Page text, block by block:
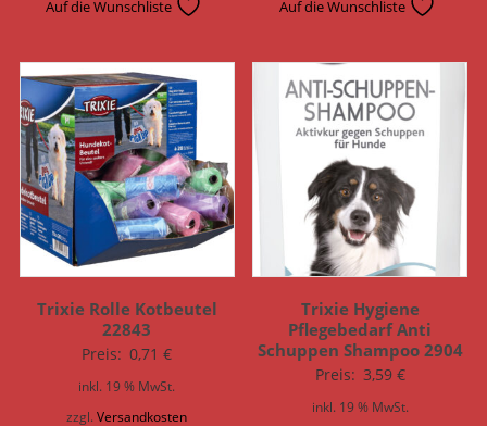
Auf die Wunschliste Auf die Wunschliste
Trixie Rolle Kotbeutel
22843
Preis: 0,71€
inkl. 19 % MwSt.
zzgl.Versandkosten
Trixie Hygiene
Pflegebedarf Anti
Schuppen Shampoo 2904
Preis: 3,59 €
inkl. 19 % MwSt.